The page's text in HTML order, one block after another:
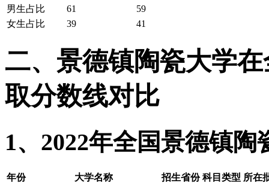
男生占比 61
59
女生占比
39 41
二、景德镇陶瓷大学
取分数线对比
1、2022年全国景德镇
年份 大学名称 招生省份 科目类型 所在